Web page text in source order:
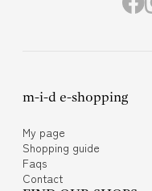
m-i-d e-shopping
My page
Shopping guide
Faqs
Contact